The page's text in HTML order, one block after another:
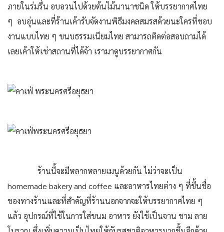
ภายในร่มรื่น อบอวนไปด้วยต้นไม้นานาชนิด ให้บรรยากาศไทย
ๆ อบอุ่นและที่ร้านเค้ารับจัดงานพิธีมงคลสมรสด้วยนะใครที่ชอบ
งานแบบไทย ๆ ขนบธรรมเนียมไทย สามารถติดต่อสอบถามได้
เลยเค้าให้เช่าสถานที่ได้จ้า เรามาดูบรรยากาศกัน
ร้านนี้จะมีหลากหลายเมนูด้วยกัน ไม่ว่าจะเป็น
homemade bakery and coffee และอาหารไทยต่าง ๆ ที่ขึ้นชื่อ
ของทางร้านและที่สำคัญที่ร้านนอกจากจะให้บรรยากาศไทย ๆ
แล้ว อุปกรณ์ที่ใช้ในการใส่ขนม อาหาร ยังใช้เป็นจาน ชาม ลาย